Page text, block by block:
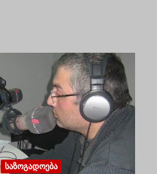
ᲡᲐᲖᲝᲒᲐᲓᲝᲔᲑᲐ